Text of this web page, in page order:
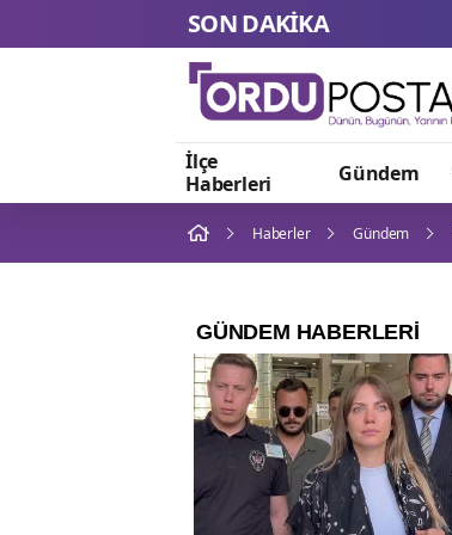
SON DAKİKA
İlçe
Haberleri
Gündem
Haberler Gündem